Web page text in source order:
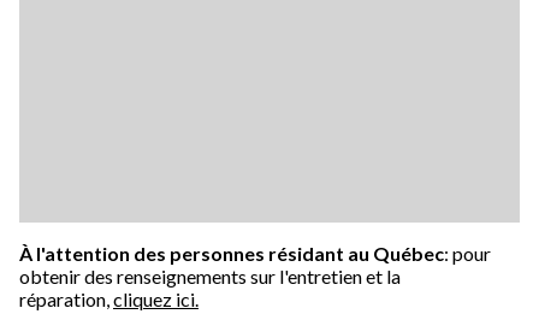
À l'attention des personnes résidant au Québec: pour
obtenir des renseignements sur l'entretien et la
réparation,cliquez ici.